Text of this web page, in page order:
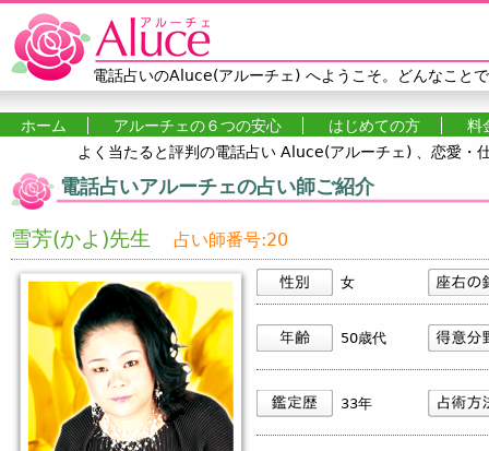
Jump to navigation
電話占いのAluce(アルーチェ) へようこそ。どんなこと
メインメニュー
ホーム アルーチェの６つの安心 はじめての方
料
よく当たると評判の電話占い Aluce(アルーチェ) 、恋愛・
電話占いアルーチェの占い師ご紹介
雪芳(かよ)先生 占い師番号:20
女
50歳代
33年